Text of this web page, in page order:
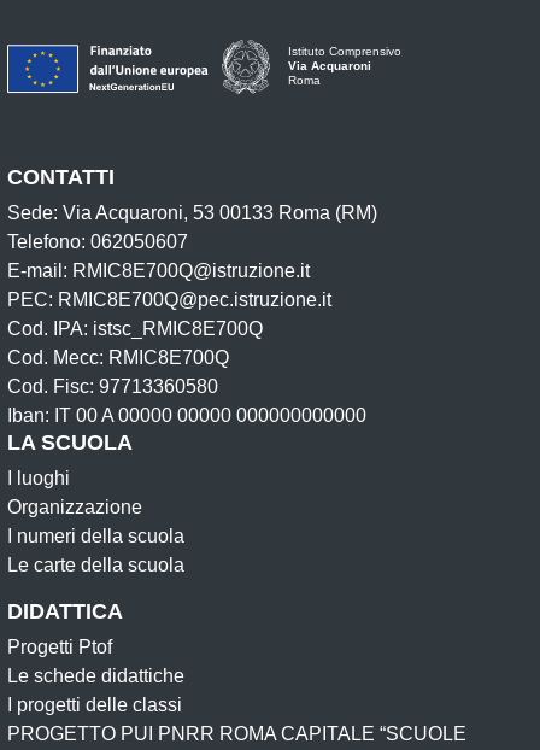
Istituto Comprensivo
Via Acquaroni
Roma
CONTATTI
Sede: Via Acquaroni, 53 00133 Roma (RM)
Telefono: 062050607
E-mail: RMIC8E700Q@istruzione.it
PEC: RMIC8E700Q@pec.istruzione.it
Cod. IPA: istsc_RMIC8E700Q
Cod. Mecc: RMIC8E700Q
Cod. Fisc: 97713360580
Iban: IT 00 A 00000 00000 000000000000
LA SCUOLA
I luoghi
Organizzazione
I numeri della scuola
Le carte della scuola
DIDATTICA
Progetti Ptof
Le schede didattiche
I progetti delle classi
PROGETTO PUI PNRR ROMA CAPITALE “SCUOLE